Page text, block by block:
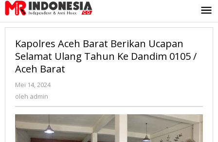
Lewati
ke
konten
Kapolres Aceh Barat Berikan Ucapan
Selamat Ulang Tahun Ke Dandim 0105 /
Aceh Barat
Mei 14, 2024
oleh admin